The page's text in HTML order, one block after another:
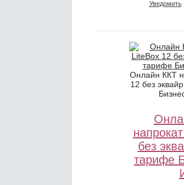
Уведомить
Онлайн ККТ
12 без
без
тарифе